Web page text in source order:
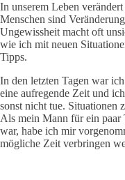
In unserem Leben
Menschen sind
Ungewissheit macht oft
wie ich mit neuen
Tipps.
In den letzten Tagen war
eine aufregende Zeit und
sonst nicht tue. Situationen
Als mein Mann für ein paar
war, habe ich mir
mögliche Zeit verbringen